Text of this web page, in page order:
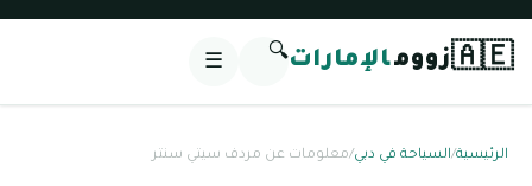
🇦🇪زوومالإمارات🔍
☰
الرئيسية/السياحة في دبي/معلومات عن مردف سيتي سنتر